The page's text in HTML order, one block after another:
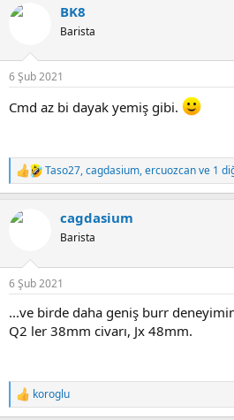
k
BK8
Barista
6 Şub 2021
Cmd az bi dayak yemiş gibi.
T
e
k
Taso27,cagdasium,ercuozcanve 1
cagdasium
Barista
6 Şub 2021
...ve birde daha geniş burr
Q2 ler 38mm civarı, Jx 48mm.
T
e
koroglu